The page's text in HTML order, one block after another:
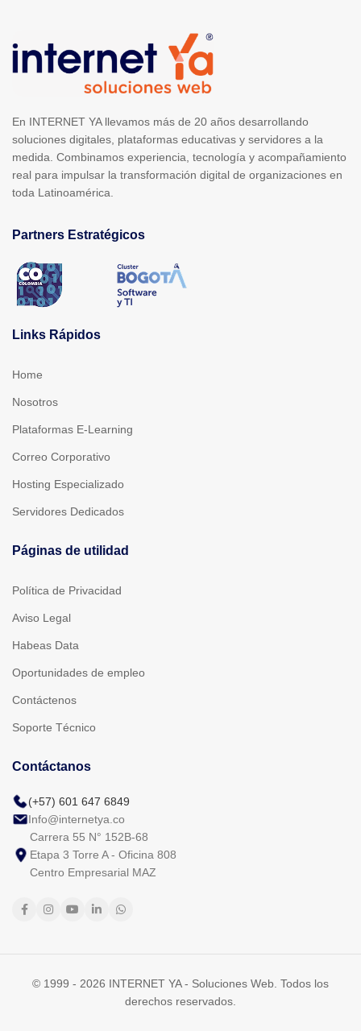
En INTERNET YA llevamos más de 20 años desarrollando
soluciones digitales, plataformas educativas y servidores a la
medida. Combinamos experiencia, tecnología y acompañamiento
real para impulsar la transformación digital de organizaciones en
toda Latinoamérica.
Partners Estratégicos
Links Rápidos
Home
Nosotros
Plataformas E-Learning
Correo Corporativo
Hosting Especializado
Servidores Dedicados
Páginas de utilidad
Política de Privacidad
Aviso Legal
Habeas Data
Oportunidades de empleo
Contáctenos
Soporte Técnico
Contáctanos
(+57) 601 647 6849
Info@internetya.co
Carrera 55 N° 152B-68
Etapa 3 Torre A - Oficina 808
Centro Empresarial MAZ
© 1999 - 2026 INTERNET YA - Soluciones Web. Todos los
derechos reservados.